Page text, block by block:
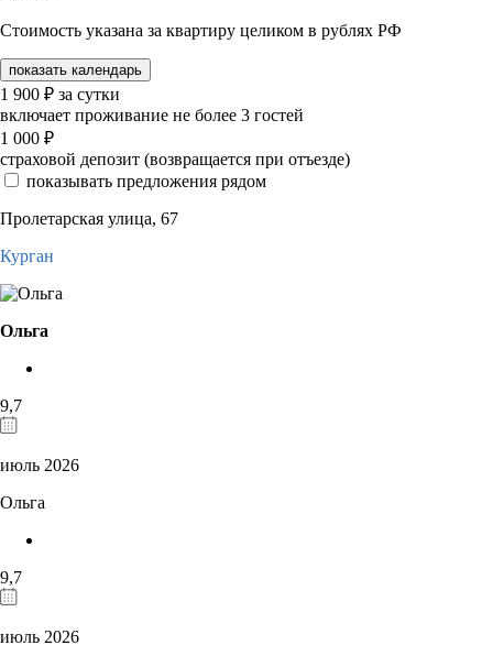
Стоимость указана за квартиру целиком в рублях РФ
показать календарь
1 900 ₽ за сутки
включает проживание не более 3 гостей
1 000 ₽
страховой депозит (возвращается при отъезде)
показывать предложения рядом
Пролетарская улица, 67
Курган
Ольга
9,7
июль 2026
Ольга
9,7
июль 2026